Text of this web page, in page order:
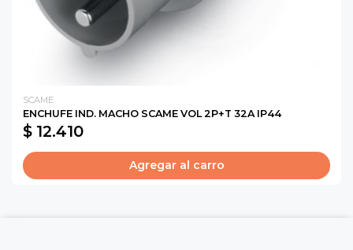
SCAME
ENCHUFE IND. MACHO SCAME VOL 2P+T 32A IP44
$ 12.410
Agregar al carro